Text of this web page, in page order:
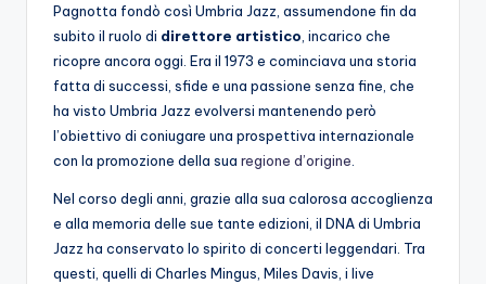
Pagnotta fondò così Umbria Jazz, assumendone fin da
subito il ruolo di direttore artistico , incarico che
ricopre ancora oggi. Era il 1973 e cominciava una storia
fatta di successi, sfide e una passione senza fine, che
ha visto Umbria Jazz evolversi mantenendo però
l’obiettivo di coniugare una prospettiva internazionale
con la promozione della sua regione d’origine
Nel corso degli anni, grazie alla sua calorosa accoglienza
e alla memoria delle sue tante edizioni, il DNA di Umbria
Jazz ha conservato lo spirito di concerti leggendari. Tra
questi, quelli di Charles Mingus, Miles Davis, i live